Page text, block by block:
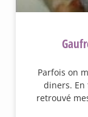
Parfois on
diners. En
retrouvé